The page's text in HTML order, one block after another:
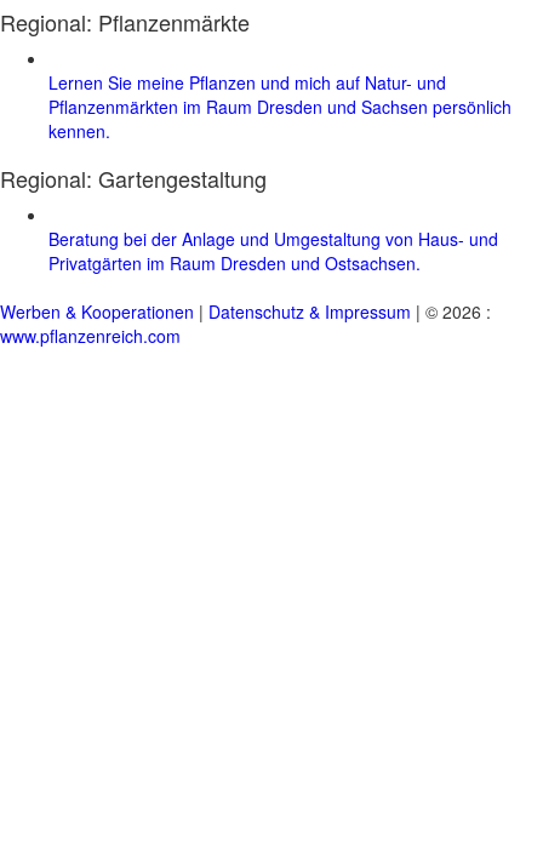
Regional: Pflanzenmärkte
Lernen Sie meine Pflanzen und mich auf Natur- und
Pflanzenmärkten im Raum Dresden und Sachsen persönlich
kennen.
Regional: Gartengestaltung
Beratung bei der Anlage und Umgestaltung von Haus- und
Privatgärten im Raum Dresden und Ostsachsen.
Werben & Kooperationen | Datenschutz & Impressum | © 2026 :
www.pflanzenreich.com